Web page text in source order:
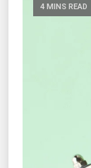
4 MINS READ